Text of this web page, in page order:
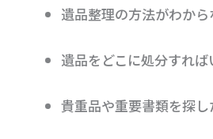
遺品整理の方法がわから
遺品をどこに処分すれ
貴重品や重要書類を探し